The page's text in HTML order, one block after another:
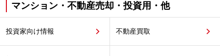
マンション・不動産売却・投資用・他
投資家向け情報 不動産買取